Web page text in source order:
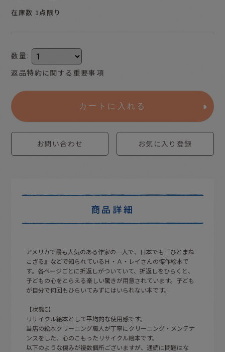
在庫数 1点限り
数量 :
返品特約に関する重要事項
カートに入れる
お問い合わせ お気に入り登録
商品詳細
アメリカで最も人気のある作家の一人で、日本でも『ひとまね
こざる』などで知られているＨ・Ａ・レイさんの傑作絵本で
す。各ページごとに折返しがついていて、折返しをひらくと、
子どもの心をとらえる楽しい驚きが用意されています。子ども
が自分で何回もひらいてみずにはいられない本です。
【状態C】
リサイクル絵本として平均的な使用感です。
当店の絵本クリーニング職人が丁寧にクリーニング・メンテナ
ンスをした、心のこもったリサイクル絵本です。
以下のような傷みが複数個所ございますが、通読に問題はな